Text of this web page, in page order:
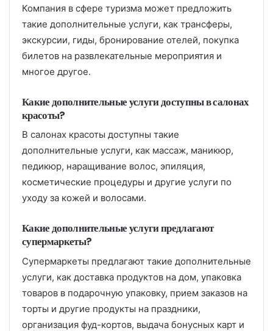
Компания в сфере туризма может предложить
такие дополнительные услуги, как трансферы,
экскурсии, гиды, бронирование отелей, покупка
билетов на развлекательные мероприятия и
многое другое.
Какие дополнительные услуги доступны в салонах
красоты?
В салонах красоты доступны такие
дополнительные услуги, как массаж, маникюр,
педикюр, наращивание волос, эпиляция,
косметические процедуры и другие услуги по
уходу за кожей и волосами.
Какие дополнительные услуги предлагают
супермаркеты?
Супермаркеты предлагают такие дополнительные
услуги, как доставка продуктов на дом, упаковка
товаров в подарочную упаковку, прием заказов на
торты и другие продукты на праздники,
организация фуд-кортов, выдача бонусных карт и